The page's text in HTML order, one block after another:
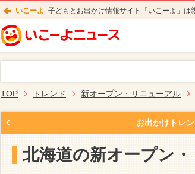
いこーよ 子どもとお出かけ情報サイト「いこーよ」は
TOP トレンド 新オープン・リニューアル
お出かけトレ
北海道の新オープン